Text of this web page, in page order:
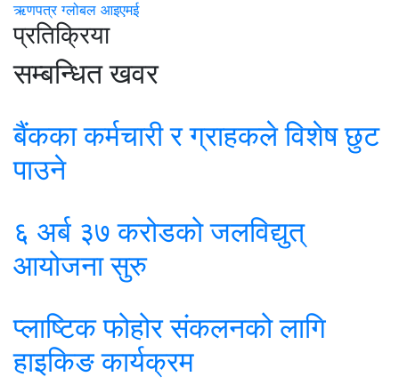
ऋणपत्रग्लोबल आइएमई
प्रतिक्रिया
सम्बन्धित खवर
बैंकका कर्मचारी र ग्राहकले विशेष छुट
पाउने
६ अर्ब ३७ करोडको जलविद्युत्
आयोजना सुरु
प्लाष्टिक फोहोर संकलनको लागि
हाइकिङ कार्यक्रम